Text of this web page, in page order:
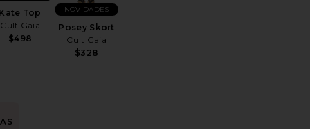
Kate Top
Cult Gaia
$498
Posey Skort
Cult Gaia
$328
NOVIDADES